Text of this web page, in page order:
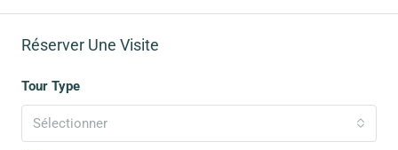
Réserver Une Visite
Tour Type
Sélectionner